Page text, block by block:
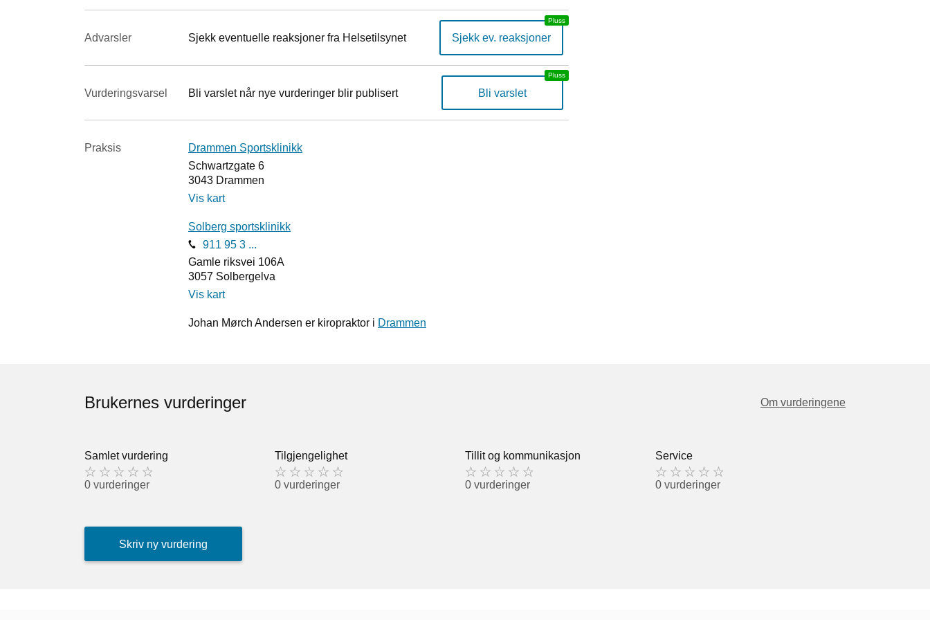
Advarsler Sjekk eventuelle reaksjoner fra Helsetilsynet Sjekk ev. reaksjoner
Vurderings­varsel Bli varslet når nye vurderinger blir publisert Bli varslet
Praksis
Drammen Sportsklinikk
Schwartzgate 6
3043 Drammen
Vis kart
Solberg sportsklinikk
911 95 3 ...
Gamle riksvei 106A
3057 Solbergelva
Vis kart
Johan Mørch Andersen er kiropraktor i Drammen
Brukernes vurderinger Om vurderingene
Samlet vurdering
0 vurderinger
Tilgjengelighet
0 vurderinger
Tillit og kommunikasjon
0 vurderinger
Service
0 vurderinger
Skriv ny vurdering